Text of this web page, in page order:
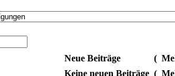
Neue Beiträge (
Keine neuen Beiträge (